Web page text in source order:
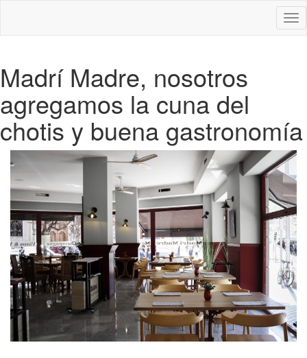
Madrí Madre, nosotros
agregamos la cuna del
chotis y buena gastronomía